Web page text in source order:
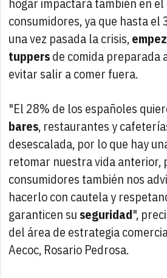
consumidores, ya que hasta el
una vez pasada la crisis,
tuppersde comida preparada
evitar salir a comer fuera.
"El 28% de los españoles
bares, restaurantes y
desescalada, por lo que hay
retomar nuestra vida anterior,
consumidores también nos
hacerlo con cautela y
garanticen su seguridad",
del área de estrategia
Aecoc, Rosario Pedrosa.